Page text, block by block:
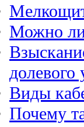
Можно ли
долевого
Виды
Почему